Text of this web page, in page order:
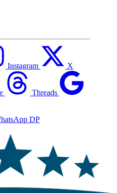
Instagram X
Threads
DP